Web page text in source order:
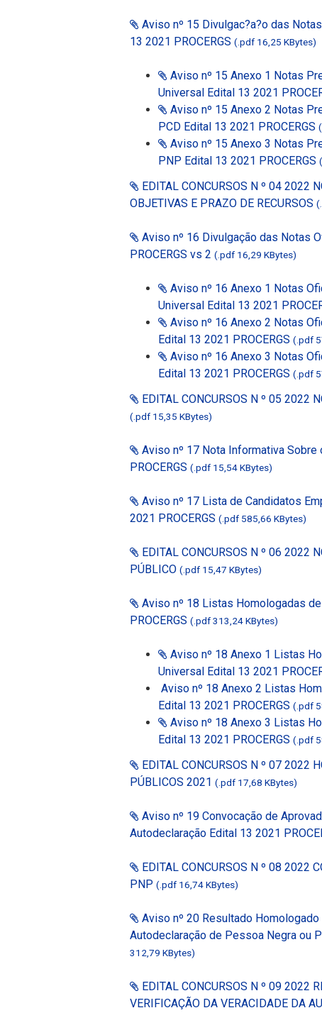
Aviso nº 15 Divulgac?a?o das
13 2021 PROCERGS (.pdf 16,25 KBytes)
Aviso nº 15 Anexo 1 Notas
Universal Edital 13 2021
Aviso nº 15 Anexo 2 Notas
PCD Edital 13 2021 PROCERGS
Aviso nº 15 Anexo 3 Notas
PNP Edital 13 2021 PROCERGS
EDITAL CONCURSOS N º 04 2022
OBJETIVAS E PRAZO DE RECURSOS
Aviso nº 16 Divulgação das Notas
PROCERGS vs 2 (.pdf 16,29 KBytes)
Aviso nº 16 Anexo 1 Notas
Universal Edital 13 2021
Aviso nº 16 Anexo 2 Notas
Edital 13 2021 PROCERGS (.pdf
Aviso nº 16 Anexo 3 Notas
Edital 13 2021 PROCERGS (.pdf
EDITAL CONCURSOS N º 05 2022
(.pdf 15,35 KBytes)
Aviso nº 17 Nota Informativa
PROCERGS (.pdf 15,54 KBytes)
Aviso nº 17 Lista de Candidatos
2021 PROCERGS (.pdf 585,66 KBytes)
EDITAL CONCURSOS N º 06 2022
PÚBLICO (.pdf 15,47 KBytes)
Aviso nº 18 Listas Homologadas
PROCERGS (.pdf 313,24 KBytes)
Aviso nº 18 Anexo 1 Listas
Universal Edital 13 2021
Aviso nº 18 Anexo 2 Listas
Edital 13 2021 PROCERGS (.pdf
Aviso nº 18 Anexo 3 Listas
Edital 13 2021 PROCERGS (.pdf
EDITAL CONCURSOS N º 07 2022
PÚBLICOS 2021 (.pdf 17,68 KBytes)
Aviso nº 19 Convocação de
Autodeclaração Edital 13 2021
EDITAL CONCURSOS N º 08 2022
PNP (.pdf 16,74 KBytes)
Aviso nº 20 Resultado
Autodeclaração de Pessoa Negra ou
312,79 KBytes)
EDITAL CONCURSOS N º 09 2022
VERIFICAÇÃO DA VERACIDADE DA